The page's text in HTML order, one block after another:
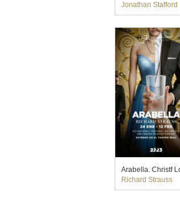
Jonathan Stafford
Richard Strauss